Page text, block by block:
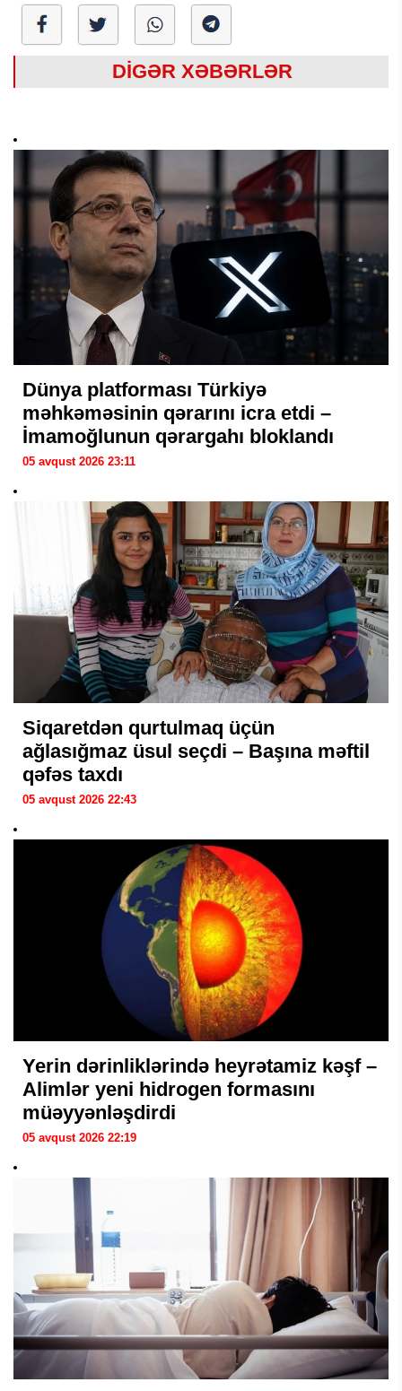
DİGƏR XƏBƏRLƏR
Dünya platforması Türkiyə
məhkəməsinin qərarını icra etdi –
İmamoğlunun qərargahı bloklandı
05 avqust 2026 23:11
Siqaretdən qurtulmaq üçün
ağlasığmaz üsul seçdi – Başına məftil
qəfəs taxdı
05 avqust 2026 22:43
Yerin dərinliklərində heyrətamiz kəşf –
Alimlər yeni hidrogen formasını
müəyyənləşdirdi
05 avqust 2026 22:19